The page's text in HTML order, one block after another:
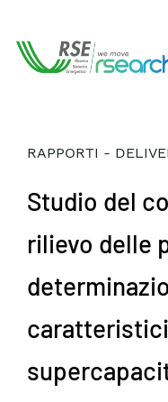
RAPPORTI -
Studio del
rilievo delle